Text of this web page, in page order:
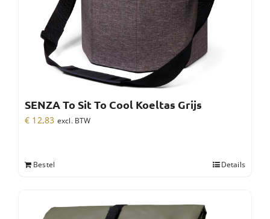
SENZA To Sit To Cool Koeltas Grijs
€ 12,83 excl. BTW
Bestel Details